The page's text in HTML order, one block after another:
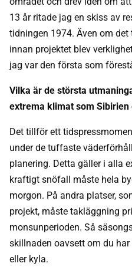
13 år ritade jag en skiss av
tidningen 1974. Även om
innan projektet blev
jag var den första som
Vilka är de största
extrema klimat som Sibirien
Det tillför ett
under de tuffaste
planering. Detta gäller i alla
kraftigt snöfall måste hela
morgon. På andra platser,
projekt, måste takläggning
monsunperioden. Så
skillnaden oavsett om du
eller kyla.